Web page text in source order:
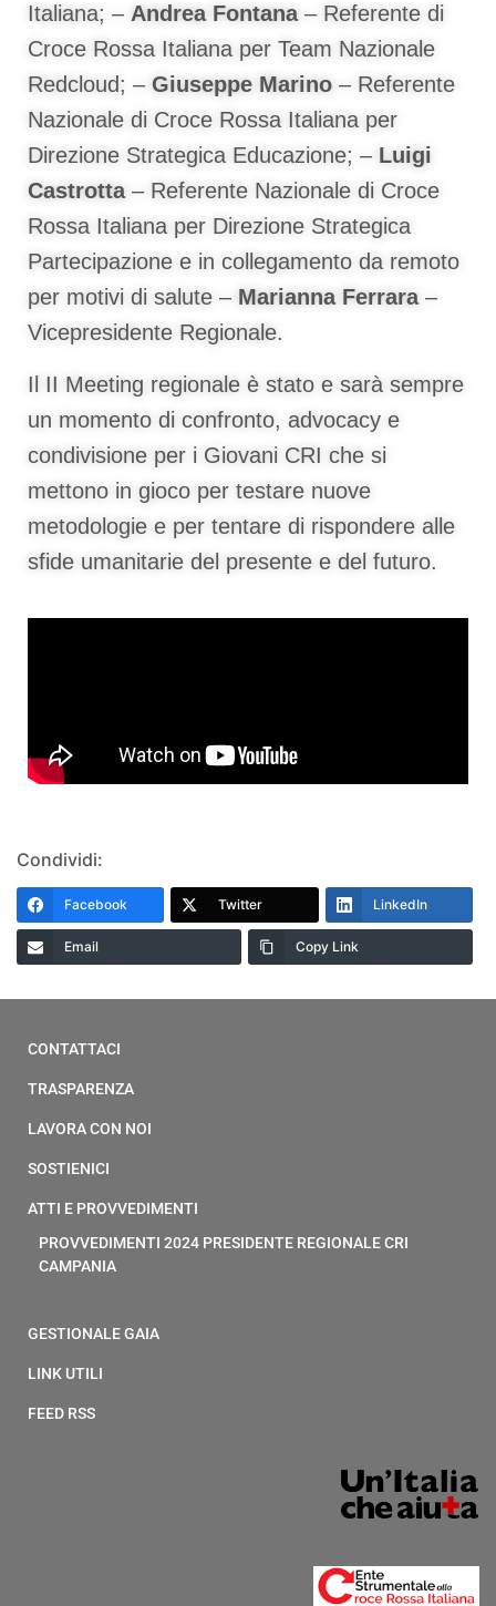
Italiana; – Andrea Fontana– Referente di
Croce Rossa Italiana per Team Nazionale
Redcloud; – Giuseppe Marino – Referente
Nazionale di Croce Rossa Italiana per
Direzione Strategica Educazione; – Luigi
Castrotta– Referente Nazionale di Croce
Rossa Italiana per Direzione Strategica
Partecipazione e in collegamento da remoto
per motivi di salute – Marianna Ferrara–
Vicepresidente Regionale.
Il II Meeting regionale è stato e sarà sempre
un momento di confronto, advocacy e
condivisione per i Giovani CRI che si
mettono in gioco per testare nuove
metodologie e per tentare di rispondere alle
sfide umanitarie del presente e del futuro.
Condividi:
Facebook Twitter LinkedIn
Email Copy Link
CONTATTACI
TRASPARENZA
LAVORA CON NOI
SOSTIENICI
ATTI E PROVVEDIMENTI
PROVVEDIMENTI 2024 PRESIDENTE REGIONALE CRI
CAMPANIA
GESTIONALE GAIA
LINK UTILI
FEED RSS